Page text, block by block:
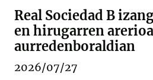
Real Sociedad B
en hirugarren arerioa
aurredenboraldian
2026/07/27